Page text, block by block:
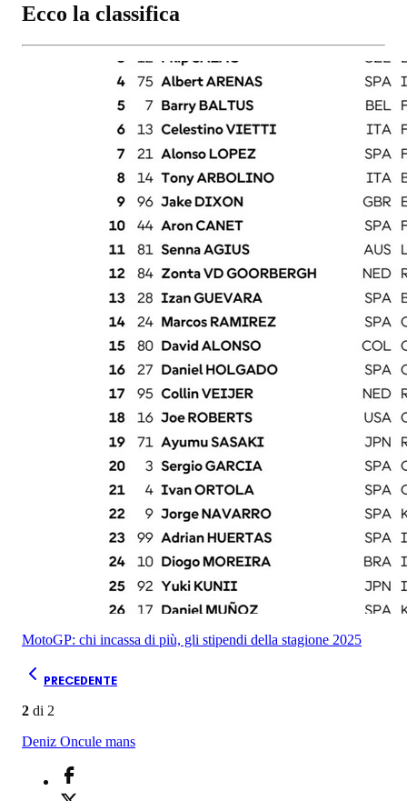
Ecco la classifica
MotoGP: chi incassa di più, gli stipendi della stagione 2025
PRECEDENTE
2 di 2
Deniz Oncule mans